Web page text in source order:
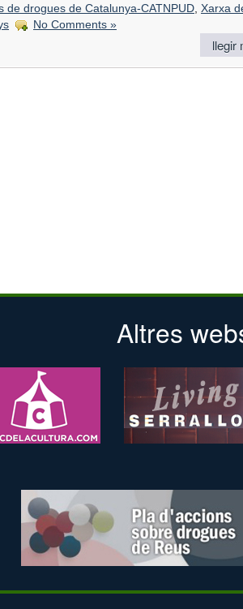
de drogues de Catalunya-CATNPUD, Xarxa
No Comments »
llegir
Altres